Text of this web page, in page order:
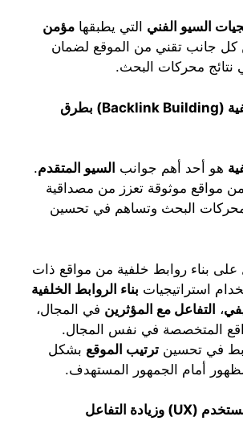
السيو الفني التي يطبقها مؤمن
كل جانب تقني من الموقع لضمان
نتائج محركات البحث.
(Backlink Building)
بطرق
هو أحد أهم جوانب السيو المتقدم.
من مواقع موثوقة تعزز من مصداقية
البحث وتساهم في تحسين
على بناء روابط خلفية من مواقع ذات
استراتيجيات بناء الروابط الخلفية
، التفاعل مع المؤثرين في المجال،
المتخصصة في نفس المجال.
في تحسين ترتيب الموقع بشكل
أمام الجمهور المستهدف.
(UX) وزيادة التفاعل